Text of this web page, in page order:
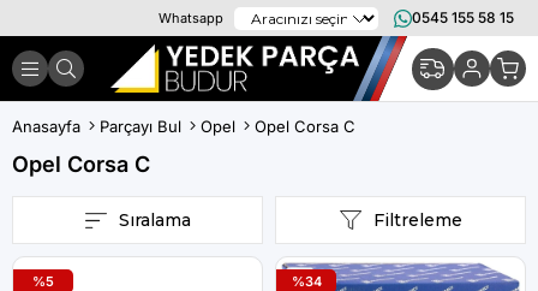
Whatsapp 0545 155 58 15
Anasayfa Parçayı Bul Opel Opel Corsa C
Opel Corsa C
Filtreleme
Sıralama
%5 %34